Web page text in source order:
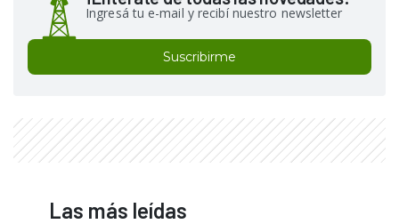
Ingresá tu e-mail y recibí nuestro newsletter
Suscribirme
Las más leídas